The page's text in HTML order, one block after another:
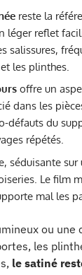
reste la
léger reflet
salissures,
les plinthes.
offre un
dans les
défauts du
répétés.
séduisante sur
Le film
mal les
ou une
les
le satiné